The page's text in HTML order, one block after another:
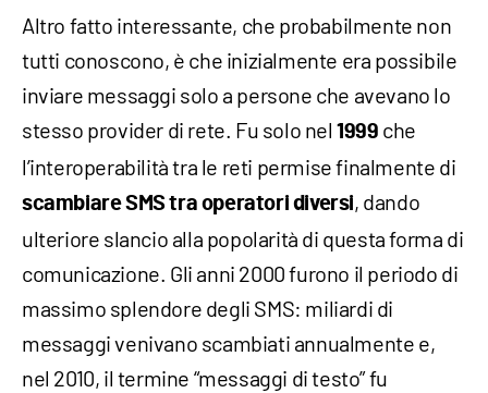
Altro fatto interessante, che probabilmente non
tutti conoscono, è che inizialmente era possibile
inviare messaggi solo a persone che avevano lo
stesso provider di rete. Fu solo nel1999 che
l’interoperabilità tra le reti permise finalmente di
scambiare SMS tra operatori diversi, dando
ulteriore slancio alla popolarità di questa forma di
comunicazione. Gli anni 2000 furono il periodo di
massimo splendore degli SMS: miliardi di
messaggi venivano scambiati annualmente e,
nel 2010, il termine “messaggi di testo” fu